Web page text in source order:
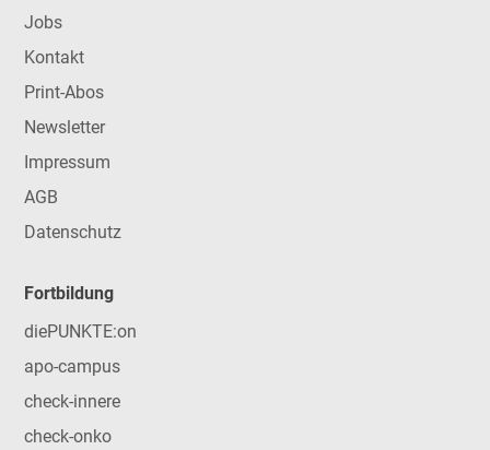
Jobs
Kontakt
Print-Abos
Newsletter
Impressum
AGB
Datenschutz
Fortbildung
diePUNKTE:on
apo-campus
check-innere
check-onko